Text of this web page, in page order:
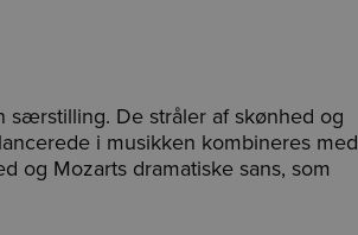
De stråler af skønhed og
i musikken kombineres med
og Mozarts dramatiske sans, som